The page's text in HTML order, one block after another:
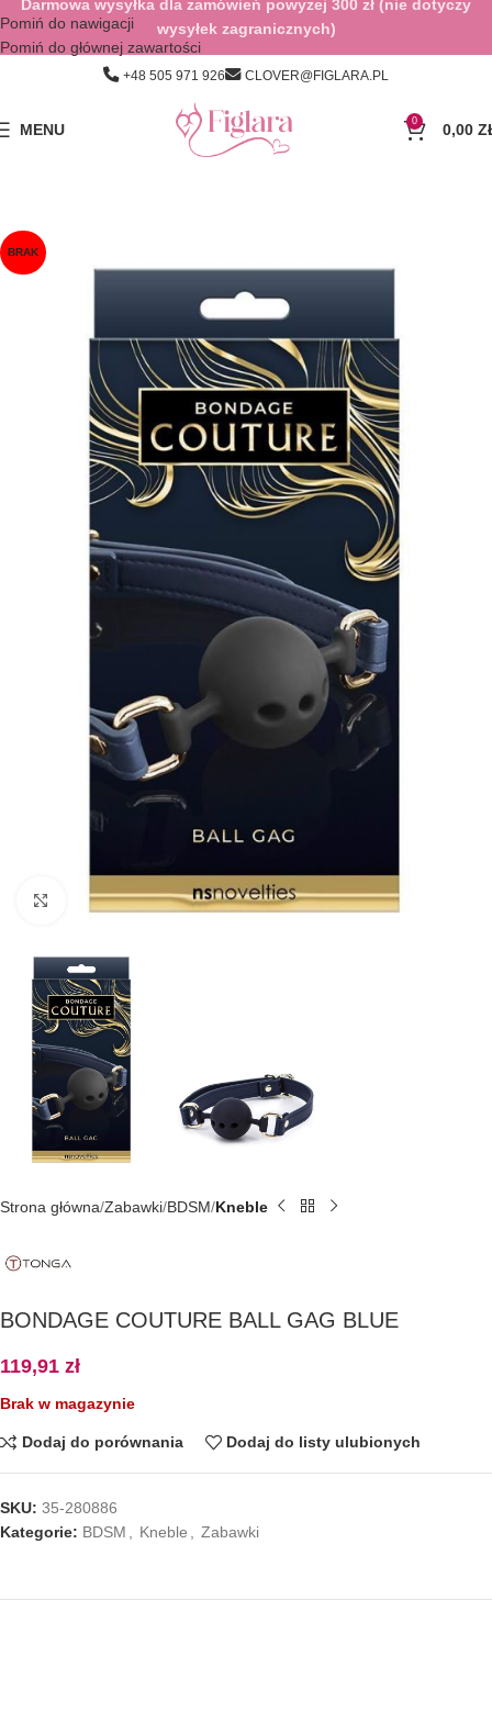
Pomiń do nawigacji
Pomiń do głównej zawartości
+48 505 971 926 CLOVER@FIGLARA.PL
MENU 0 0,00
BRAK
Kliknij, aby powiększyć
Strona główna Zabawki BDSM Kneble
BONDAGE COUTURE BALL GAG BLUE
119,91 zł
Brak w magazynie
Dodaj do porównania Dodaj do listy ulubionych
SKU: 35-280886
Kategorie: BDSM Kneble Zabawki
Darmowa wysyłka dla zamówień powyżej 300 zł (nie dotyczy
wysyłek zagranicznych)